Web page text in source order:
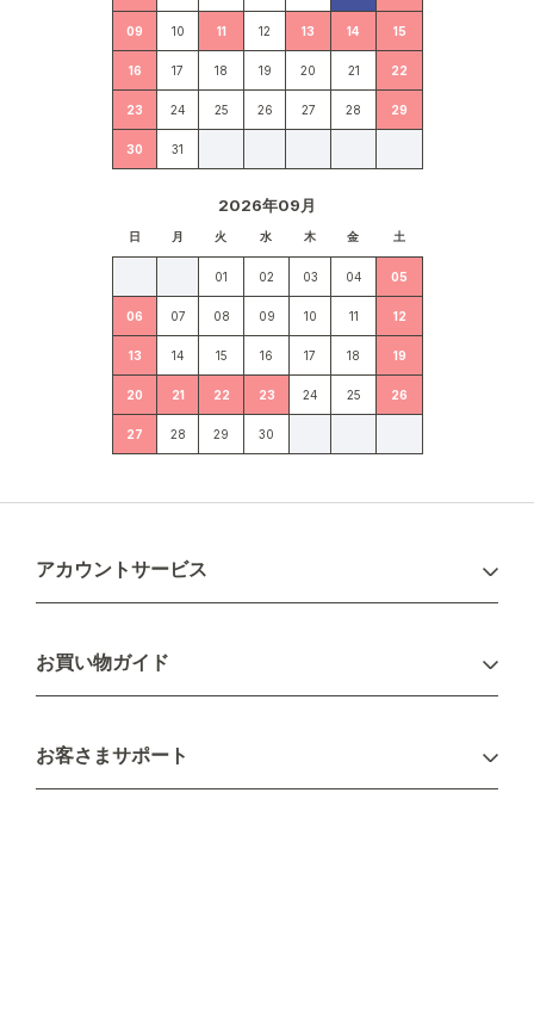
09 10 11 12 13 14 15
16 17 18 19 20 21 22
23 24 25 26 27 28 29
30 31
2026年09月
日 月 火 水 木 金 土
01 02 03 04 05
06 07 08 09 10 11 12
13 14 15 16 17 18 19
20 21 22 23 24 25 26
27 28 29 30
アカウントサービス
新規会員登録
お買い物ガイド
配送について
不良品・返品について
お客さまサポート